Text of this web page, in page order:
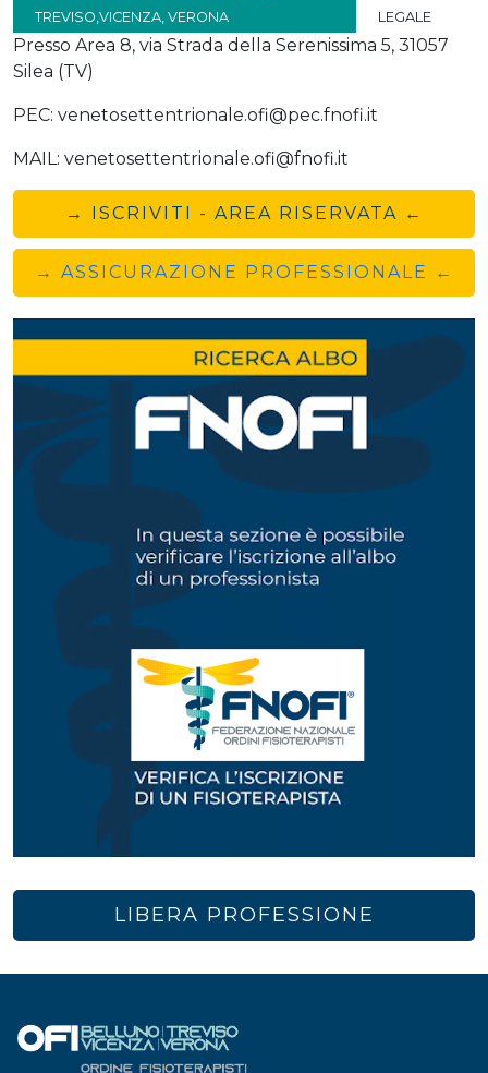
TREVISO,VICENZA, VERONA
LEGALE
Presso Area 8, via Strada della Serenissima 5, 31057
Silea (TV)
PEC: venetosettentrionale.ofi@pec.fnofi.it
MAIL: venetosettentrionale.ofi@fnofi.it
→ ISCRIVITI - AREA RISERVATA ←
→ ASSICURAZIONE PROFESSIONALE ←
LIBERA PROFESSIONE